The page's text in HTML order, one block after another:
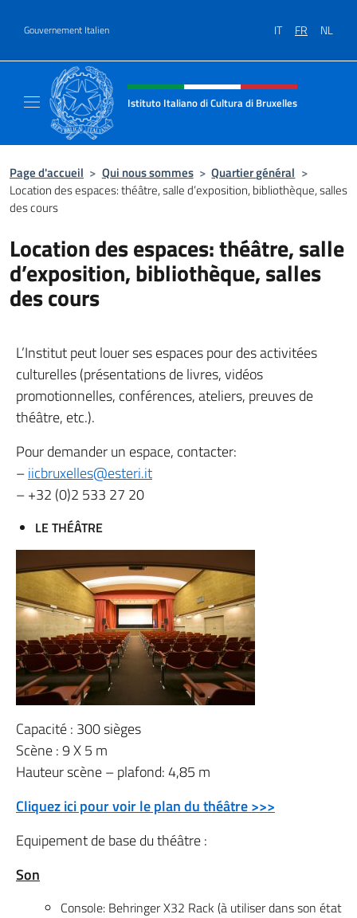
Gouvernement Italien IT FR NL
Site Web, social et en-tête de
Istituto Italiano di Cultura di Bruxelles
Page d'accueil > Qui nous sommes > Quartier général >
Location des espaces: théâtre, salle d’exposition, bibliothèque, salles
des cours
Location des espaces: théâtre, salle
d’exposition, bibliothèque, salles
des cours
L’Institut peut louer ses espaces pour des activitées
culturelles (présentations de livres, vidéos
promotionnelles, conférences, ateliers, preuves de
théâtre, etc.).
Pour demander un espace, contacter:
–iicbruxelles@esteri.it
– +32 (0)2 533 27 20
LE THÉÂTRE
Capacité : 300 sièges
Scène : 9 X 5 m
Hauteur scène – plafond: 4,85 m
Cliquez ici pour voir le plan du théâtre >>>
Equipement de base du théâtre :
Son
Console: Behringer X32 Rack (à utiliser dans son état